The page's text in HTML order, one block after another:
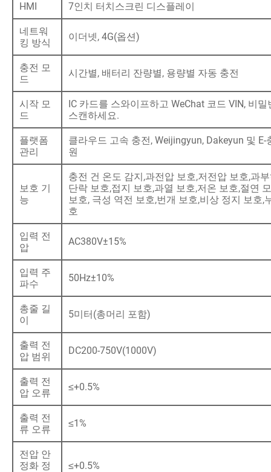
HMI 7인치 터치스크린 디스플레이
네트워
킹 방식
이더넷, 4G(옵션)
충전 모
드
시간별, 배터리 잔량별, 용량별 자동 충전
시작 모
드
IC 카드를 스와이프하고 WeChat 코드 VIN, 비밀
스캔하세요.
플랫폼
관리
클라우드 고속 충전, Weijingyun, Dakeyun 및 E-
원
보호 기
능
충전 건 온도 감지,과전압 보호,저전압 보호,과
단락 보호,접지 보호,과열 보호,저온 보호,절연
보호, 극성 역전 보호,번개 보호,비상 정지 보호,
호
입력 전
압
AC380V±15%
입력 주
파수
50Hz±10%
총줄 길
이
5미터(총머리 포함)
출력 전
압 범위
DC200-750V(1000V)
출력 전
압 오류
≤+0.5%
출력 전
류 오류
≤1%
전압 안
정화 정
≤+0.5%